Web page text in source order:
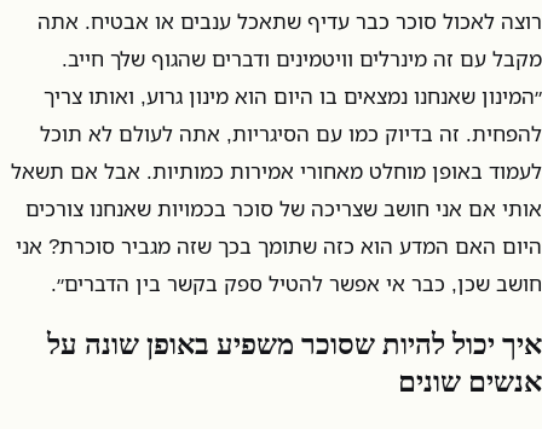
רוצה לאכול סוכר כבר עדיף שתאכל ענבים או אבטיח. אתה
מקבל עם זה מינרלים וויטמינים ודברים שהגוף שלך חייב.
״המינון שאנחנו נמצאים בו היום הוא מינון גרוע, ואותו צריך
להפחית. זה בדיוק כמו עם הסיגריות, אתה לעולם לא תוכל
לעמוד באופן מוחלט מאחורי אמירות כמותיות. אבל אם תשאל
אותי אם אני חושב שצריכה של סוכר בכמויות שאנחנו צורכים
היום האם המדע הוא כזה שתומך בכך שזה מגביר סוכרת? אני
חושב שכן, כבר אי אפשר להטיל ספק בקשר בין הדברים״.
איך יכול להיות שסוכר משפיע באופן שונה על
אנשים שונים